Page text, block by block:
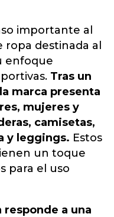
importante al
ropa destinada al
enfoque
Tras un
marca presenta
mujeres y
camisetas,
y leggings. Estos
un toque
para el uso
a una